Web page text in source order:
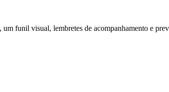
funil visual, lembretes de acompanhamento e